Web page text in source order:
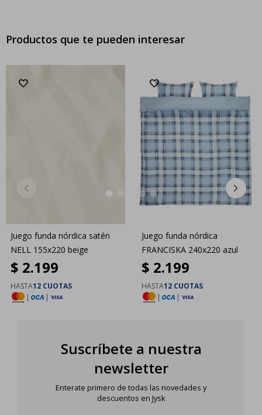
Productos que te pueden interesar
Juego funda nórdica satén
NELL 155x220 beige
$ 2.199
HASTA12 CUOTAS
|
|
Juego funda nórdica
FRANCISKA 240x220 azul
$ 2.199
HASTA12 CUOTAS
|
|
Suscríbete a nuestra
newsletter
Enterate primero de todas las novedades y
descuentos en Jysk